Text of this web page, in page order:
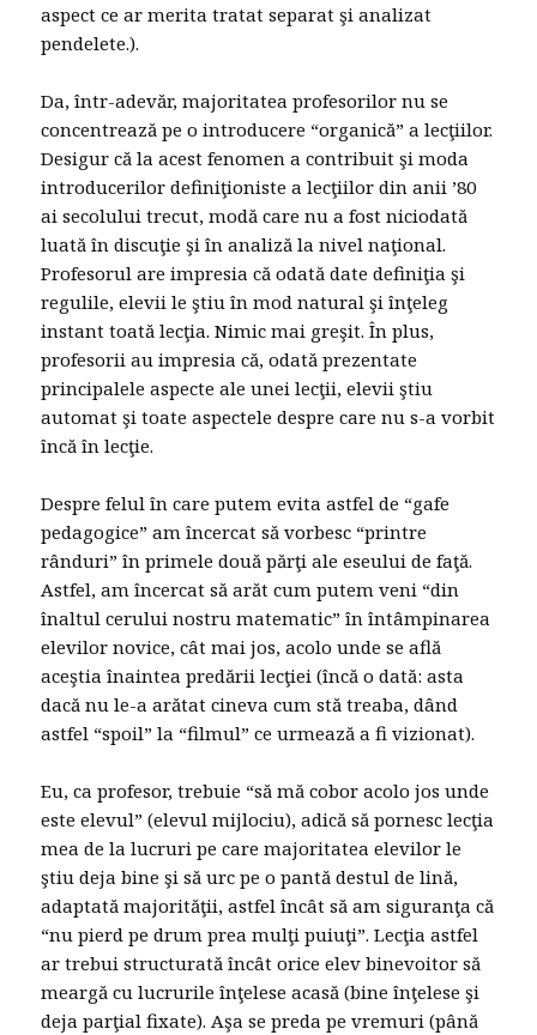
aspect ce ar merita tratat separat şi analizat
pendelete.).
Da, într-adevăr, majoritatea profesorilor nu se
concentrează pe o introducere “organică” a lecţiilor.
Desigur că la acest fenomen a contribuit şi moda
introducerilor definiţioniste a lecţiilor din anii ’80
ai secolului trecut, modă care nu a fost niciodată
luată în discuţie şi în analiză la nivel naţional.
Profesorul are impresia că odată date definiţia şi
regulile, elevii le ştiu în mod natural şi înţeleg
instant toată lecţia. Nimic mai greşit. În plus,
profesorii au impresia că, odată prezentate
principalele aspecte ale unei lecţii, elevii ştiu
automat şi toate aspectele despre care nu s-a vorbit
încă în lecţie.
Despre felul în care putem evita astfel de “gafe
pedagogice” am încercat să vorbesc “printre
rânduri” în primele două părţi ale eseului de faţă.
Astfel, am încercat să arăt cum putem veni “din
înaltul cerului nostru matematic” în întâmpinarea
elevilor novice, cât mai jos, acolo unde se află
aceştia înaintea predării lecţiei (încă o dată: asta
dacă nu le-a arătat cineva cum stă treaba, dând
astfel “spoil” la “filmul” ce urmează a fi vizionat).
Eu, ca profesor, trebuie “să mă cobor acolo jos unde
este elevul” (elevul mijlociu), adică să pornesc lecţia
mea de la lucruri pe care majoritatea elevilor le
ştiu deja bine şi să urc pe o pantă destul de lină,
adaptată majorităţii, astfel încât să am siguranţa că
“nu pierd pe drum prea mulţi puiuţi”. Lecţia astfel
ar trebui structurată încât orice elev binevoitor să
meargă cu lucrurile înţelese acasă (bine înţelese şi
deja parţial fixate). Aşa se preda pe vremuri (până